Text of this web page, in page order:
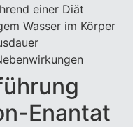
einer Diät
Wasser im Körper
Enantat